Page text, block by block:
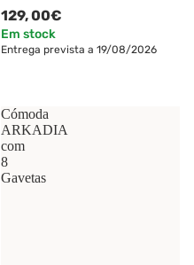
129,00€
Em stock
Entrega prevista a 19/08/2026
Cómoda
ARKADIA
com
8
Gavetas